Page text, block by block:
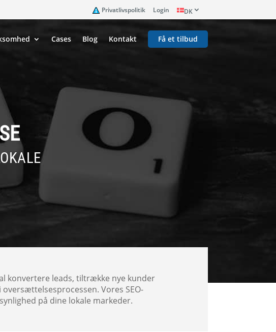
Privatlivspolitik Login DK
Cases Blog Kontakt Få et tilbud
konvertere leads, tiltrække nye kunder
Vores SEO-
på dine lokale markeder.